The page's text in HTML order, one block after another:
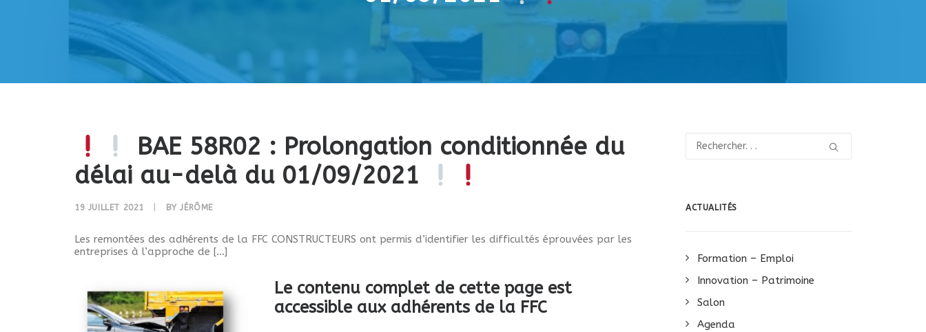
BAE 58R02 : Prolongation conditionnée du
délai au-delà du 01/09/2021
19 JUILLET 2021 BYJÉRÔME
Les remontées des adhérents de la FFC CONSTRUCTEURS ont permis d’identifier les difficultés éprouvées par les
entreprises à l’approche de […]
Le contenu complet de cette page est
accessible aux adhérents de la FFC
ACTUALITÉS
Formation – Emploi
Innovation – Patrimoine
Salon
Agenda